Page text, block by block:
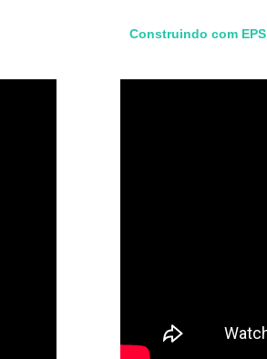
Construindo com EPS